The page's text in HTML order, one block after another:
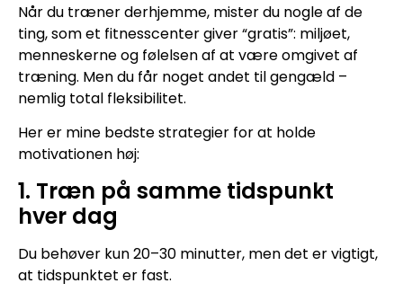
Når du træner derhjemme, mister du nogle af de
ting, som et fitnesscenter giver “gratis”: miljøet,
menneskerne og følelsen af at være omgivet af
træning. Men du får noget andet til gengæld –
nemlig total fleksibilitet.
Her er mine bedste strategier for at holde
motivationen høj:
1. Træn på samme tidspunkt
hver dag
Du behøver kun 20–30 minutter, men det er vigtigt,
at tidspunktet er fast.